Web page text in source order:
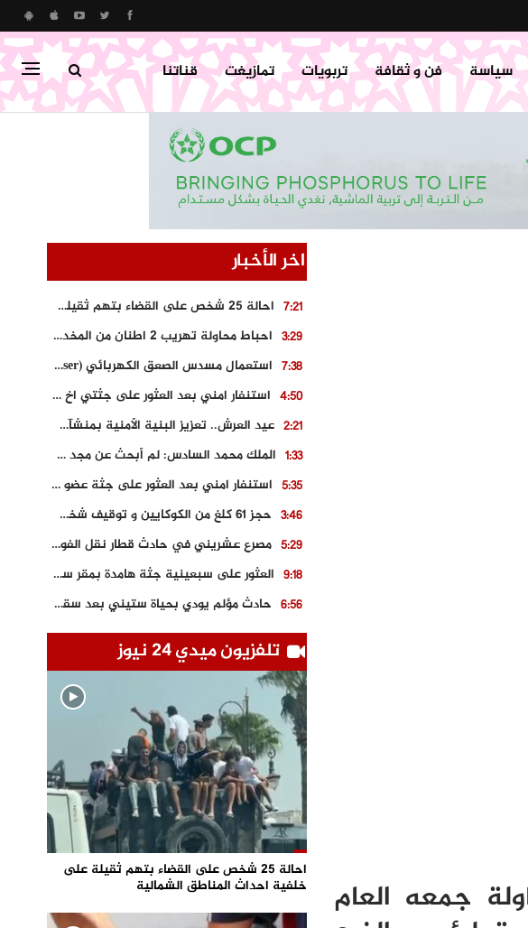
سياسة فن و ثقافة تربويات تمازيغت قناتنا
جمعه العام
اخر الأخبار
7:21
احالة 25 شخص على القضاء بتهم ثقيلة على خلفية احداث المناطق الشمالية
3:29
احباط محاولة تهريب 2 اطنان من المخدرات بتارودانت
7:38
استعمال مسدس الصعق الكهربائي (Taser) من اجل تحرير شابة محتجزة
4:50
استنفار امني بعد العثور على جثتي اخ و ابن صاحب مطعم اسماك مشهور بطنجة
2:21
عيد العرش.. تعزيز البنية الأمنية بمنشآت و مصالح جديدة بكل من الحسيمة – فاس و الناظور
1:33
الملك محمد السادس: لم أبحث عن مجد شخصي.. وهَمي كرامة المغاربة
5:35
استنفار امني بعد العثور على جثة عضو سابق في حزب المصباح بالقنيطرة..
3:46
حجز 61 كلغ من الكوكايين و توقيف شخصين بالكركرات
5:29
مصرع عشريني في حادث قطار نقل الفوسفاط..
9:18
العثور على سبعينية جثة هامدة بمقر سكناها بمراكش
6:56
حادث مؤلم يودي بحياة ستيني بعد سقوطه في فرن تقليدي “للجير”
3:02
مصرع شابة ثلاثينية إثر سقوط سيارتها من منحدر خطير بالجرف الأصفر
3:04
6:42
العثور على جثة سبعيني مدفونة بعد أسابيع من اختفائه الغامض
4:40
تلفزيون ميدي 24 نيوز
احالة 25 شخص على القضاء بتهم ثقيلة على
خلفية احداث المناطق الشمالية